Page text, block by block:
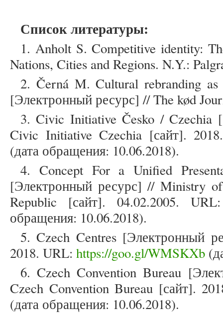
Список литературы:
1. Anholt S. Competitive identity:
Nations, Cities and Regions. N.Y.:
2. Černá M. Cultural rebranding
[Электронный ресурс] // The kød
3. Civic Initiative Česko / Czechia
Civic Initiative Czechia [сайт].
(дата обращения: 10.06.2018).
4. Concept For a Unified
[Электронный ресурс] // Ministry
Republic [сайт]. 04.02.2005.
обращения: 10.06.2018).
5. Czech Centres [Электронный
2018. URL: https://goo.gl/WMSKXb
6. Czech Convention Bureau
Czech Convention Bureau [сайт].
(дата обращения: 10.06.2018).